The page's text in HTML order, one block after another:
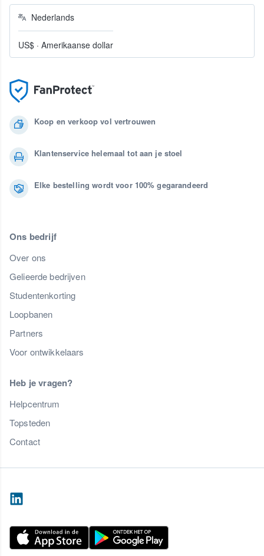
Koop en verkoop vol vertrouwen
Klantenservice helemaal tot aan je stoel
Elke bestelling wordt voor 100% gegarandeerd
Ons bedrijf
Over ons
Gelieerde bedrijven
Studentenkorting
Loopbanen
Partners
Voor ontwikkelaars
Heb je vragen?
Helpcentrum
Topsteden
Contact
Nederlands
US$ · Amerikaanse dollar